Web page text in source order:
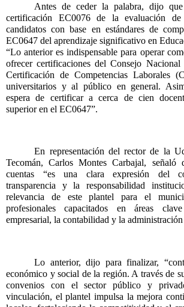
Antes de ceder la palabra, dijo
certificación EC0076 de la evaluación
candidatos con base en estándares de
EC0647 del aprendizaje significativo en
“Lo anterior es indispensable para operar
ofrecer certificaciones del Consejo
Certificación de Competencias Laborales
universitarios y al público en general.
espera de certificar a cerca de cien
superior en el EC0647”.
En representación del rector de la
Tecomán, Carlos Montes Carbajal,
cuentas “es una clara expresión del
transparencia y la responsabilidad
relevancia de este plantel para el
profesionales capacitados en áreas
empresarial, la contabilidad y la
Lo anterior, dijo para finalizar,
económico y social de la región. A través de
convenios con el sector público y
vinculación, el plantel impulsa la mejora